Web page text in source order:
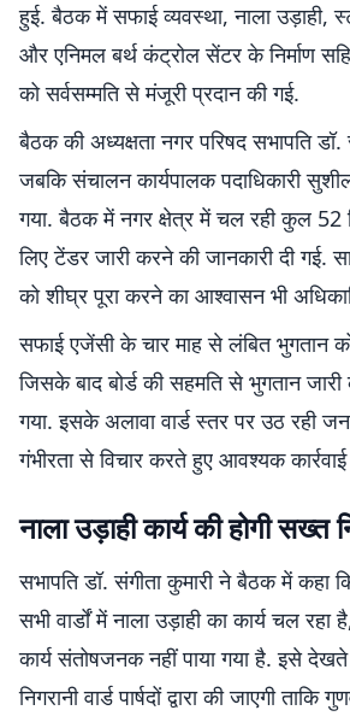
हुई. बैठक में सफाई व्यवस्था, नाला उड़ाही,
और एनिमल बर्थ कंट्रोल सेंटर के निर्माण
को सर्वसम्मति से मंजूरी प्रदान की गई.
बैठक की अध्यक्षता नगर परिषद सभापति डॉ.
जबकि संचालन कार्यपालक पदाधिकारी सुशील
गया. बैठक में नगर क्षेत्र में चल रही कुल
लिए टेंडर जारी करने की जानकारी दी गई.
को शीघ्र पूरा करने का आश्वासन भी
सफाई एजेंसी के चार माह से लंबित भुगतान
जिसके बाद बोर्ड की सहमति से भुगतान जारी
गया. इसके अलावा वार्ड स्तर पर उठ रही
गंभीरता से विचार करते हुए आवश्यक
नाला उड़ाही कार्य की होगी सख्त
सभापति डॉ. संगीता कुमारी ने बैठक में कहा
सभी वार्डों में नाला उड़ाही का कार्य चल
कार्य संतोषजनक नहीं पाया गया है. इसे
निगरानी वार्ड पार्षदों द्वारा की जाएगी ताकि